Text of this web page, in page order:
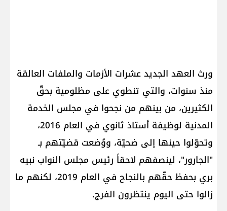
ورث العهد الجديد عشرات الأزمات والملفات العالقة
منذ سنوات، والتي تنطوي على مظلومية بحقّ
الكثيرين، من بينهم من نجحوا في مجلس الخدمة
المدنية لوظيفة أستاذ ثانوي في العام 2016،
وتحوّلوا حينها إلى ضحيّة، ووُضعت قضيّتهم بـ
"الجارور"، لينصفهم لاحقاً رئيس مجلس النواب نبيه
بري بحفظ حقّهم بالنجاح في العام 2019، لكنهم ما
زالوا حتى اليوم ينتظرون الفرج.